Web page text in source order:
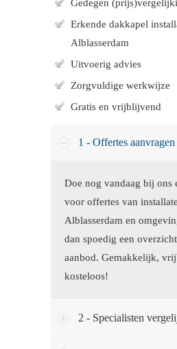
Gedegen
Erkende dakkapel
Alblasserdam
Uitvoerig advies
Zorgvuldige werkwijze
Gratis en vrijblijvend
1 - Offertes aanvragen
Doe nog vandaag bij ons
voor offertes van
Alblasserdam en
dan spoedig een
aanbod. Gemakkelijk,
kosteloos!
2 - Specialisten